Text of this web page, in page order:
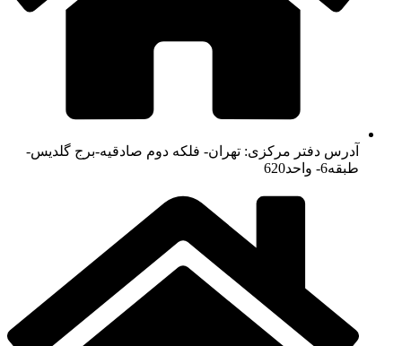
آدرس دفتر مرکزی: تهران- فلکه دوم صادقیه-برج گلدیس-
طبقه6- واحد620